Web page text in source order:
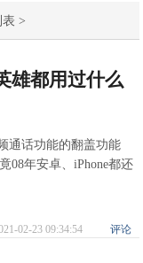
>
雄都用过什么
通话功能的翻盖功能
08年安卓、iPhone都还
02-23 09:34:54 评论